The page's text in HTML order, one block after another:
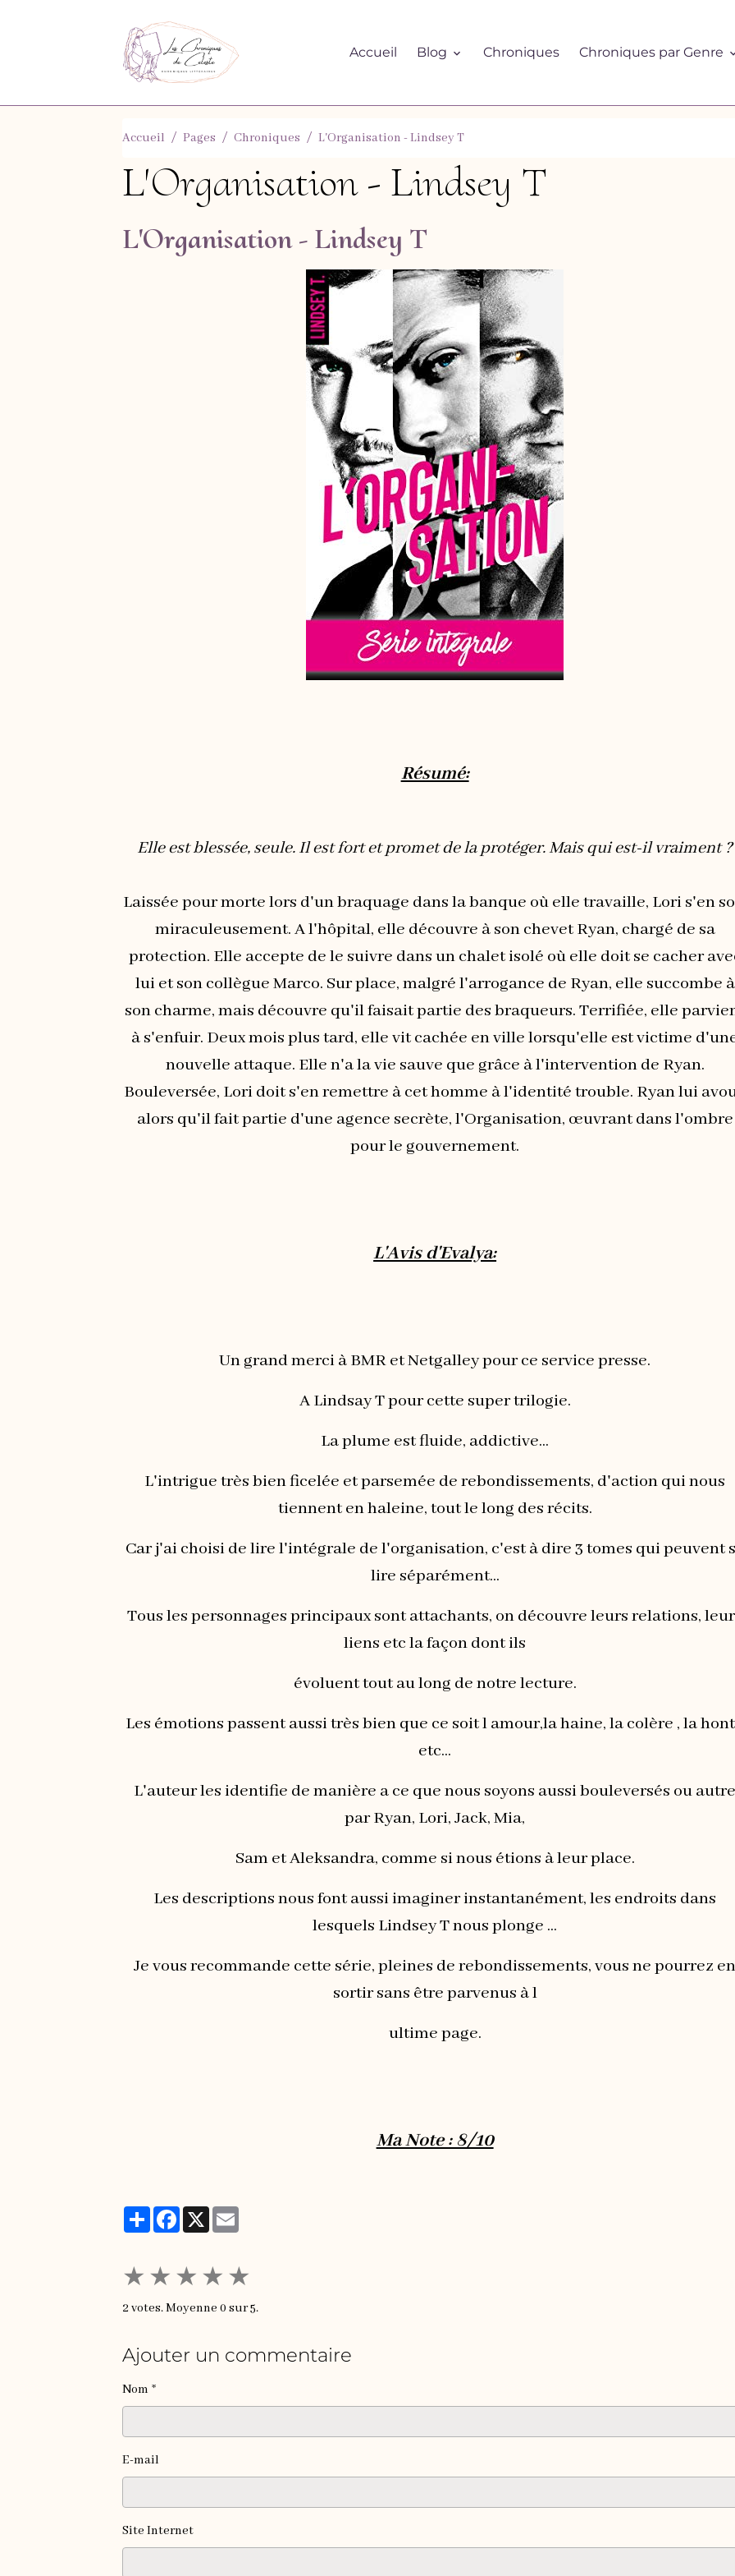
Accueil Blog Chroniques Chroniques par Genre
Accueil Pages Chroniques L'Organisation - Lindsey T
L'Organisation - Lindsey T
L'Organisation - Lindsey T
Résumé:
Elle est blessée, seule. Il est fort et promet de la protéger. Mais qui est-il vraiment ?
Laissée pour morte lors d'un braquage dans la banque où elle travaille, Lori s'en
miraculeusement. A l'hôpital, elle découvre à son chevet Ryan, chargé de sa
protection. Elle accepte de le suivre dans un chalet isolé où elle doit se cacher
lui et son collègue Marco. Sur place, malgré l'arrogance de Ryan, elle succombe à
son charme, mais découvre qu'il faisait partie des braqueurs. Terrifiée, elle
à s'enfuir. Deux mois plus tard, elle vit cachée en ville lorsqu'elle est victime
nouvelle attaque. Elle n'a la vie sauve que grâce à l'intervention de Ryan.
Bouleversée, Lori doit s'en remettre à cet homme à l'identité trouble. Ryan lui
alors qu'il fait partie d'une agence secrète, l'Organisation, œuvrant dans l'ombre
pour le gouvernement.
L'Avis d'Evalya:
Un grand merci à BMR et Netgalley pour ce service presse.
A Lindsay T pour cette super trilogie.
La plume est fluide, addictive...
L'intrigue très bien ficelée et parsemée de rebondissements, d'action qui nous
tiennent en haleine, tout le long des récits.
Car j'ai choisi de lire l'intégrale de l'organisation, c'est à dire 3 tomes qui peuvent
lire séparément...
Tous les personnages principaux sont attachants, on découvre leurs relations,
liens etc la façon dont ils
évoluent tout au long de notre lecture.
Les émotions passent aussi très bien que ce soit l amour,la haine, la colère , la
etc...
L'auteur les identifie de manière a ce que nous soyons aussi bouleversés ou
par Ryan, Lori, Jack, Mia,
Sam et Aleksandra, comme si nous étions à leur place.
Les descriptions nous font aussi imaginer instantanément, les endroits dans
lesquels Lindsey T nous plonge ...
Je vous recommande cette série, pleines de rebondissements, vous ne pourrez
sortir sans être parvenus à l
ultime page.
Ma Note : 8/10
PartagerFacebook
X
★ ★ ★ ★ ★
2 votes. Moyenne0 sur 5.
Ajouter un commentaire
Nom
E-mail
Site Internet